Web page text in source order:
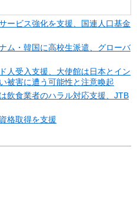
ービス強化を支援、国連人口基金
ム・韓国に高校生派遣、グローバ
人受入支援、大使館は日本とイン
被害に遭う可能性と注意喚起
飲食業者のハラル対応支援、JTB
格取得を支援